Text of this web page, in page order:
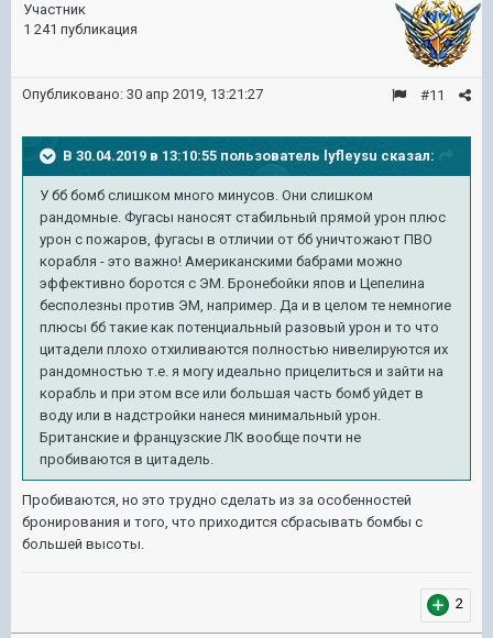
Участник
1 241 публикация
#11
Опубликовано: 30 апр 2019, 13:21:27
В 30.04.2019 в 13:10:55 пользователь lyfleysu сказал:
У бб бомб слишком много минусов. Они слишком
рандомные. Фугасы наносят стабильный прямой урон плюс
урон с пожаров, фугасы в отличии от бб уничтожают ПВО
корабля - это важно! Американскими бабрами можно
эффективно боротся с ЭМ. Бронебойки япов и Цепелина
бесполезны против ЭМ, например. Да и в целом те немногие
плюсы бб такие как потенциальный разовый урон и то что
цитадели плохо отхиливаются полностью нивелируются их
рандомностью т.е. я могу идеально прицелиться и зайти на
корабль и при этом все или большая часть бомб уйдет в
воду или в надстройки нанеся минимальный урон.
Британские и французские ЛК вообще почти не
пробиваются в цитадель.
Пробиваются, но это трудно сделать из за особенностей
бронирования и того, что приходится сбрасывать бомбы с
большей высоты.
2